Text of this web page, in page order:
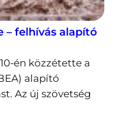
– felhívás alapító
én közzétette a
alapító
Az új szövetség